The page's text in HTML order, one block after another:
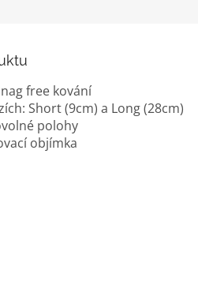
free kování
Short (9cm) a Long (28cm)
polohy
objímka